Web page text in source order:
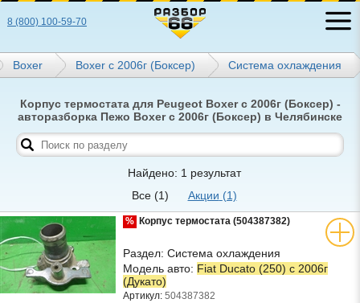
8 (800) 100-59-70
Boxer Boxer с 2006г (Боксер) Система охлаждения
Корпус термостата для Peugeot Boxer с 2006г (Боксер) -
авторазборка Пежо Boxer с 2006г (Боксер) в Челябинске
Найдено: 1 результат
Все (1) Акции (1)
% Корпус термостата (504387382)
Раздел: Система охлаждения
Модель авто: Fiat Ducato (250) с 2006г
(Дукато)
Артикул: 504387382